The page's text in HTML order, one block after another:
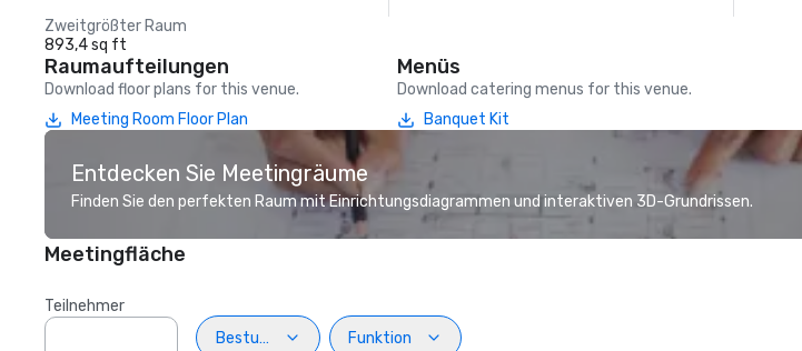
Zweitgrößter Raum
893,4 sq ft
Raumaufteilungen
Download floor plans for this venue.
Meeting Room Floor Plan
Menüs
Download catering menus for this venue.
Banquet Kit
Entdecken Sie Meetingräume
Finden Sie den perfekten Raum mit Einrichtungsdiagrammen und interaktiven 3D-Grundrissen.
Meetingfläche
Teilnehmer
Bestuhlung
Funktion